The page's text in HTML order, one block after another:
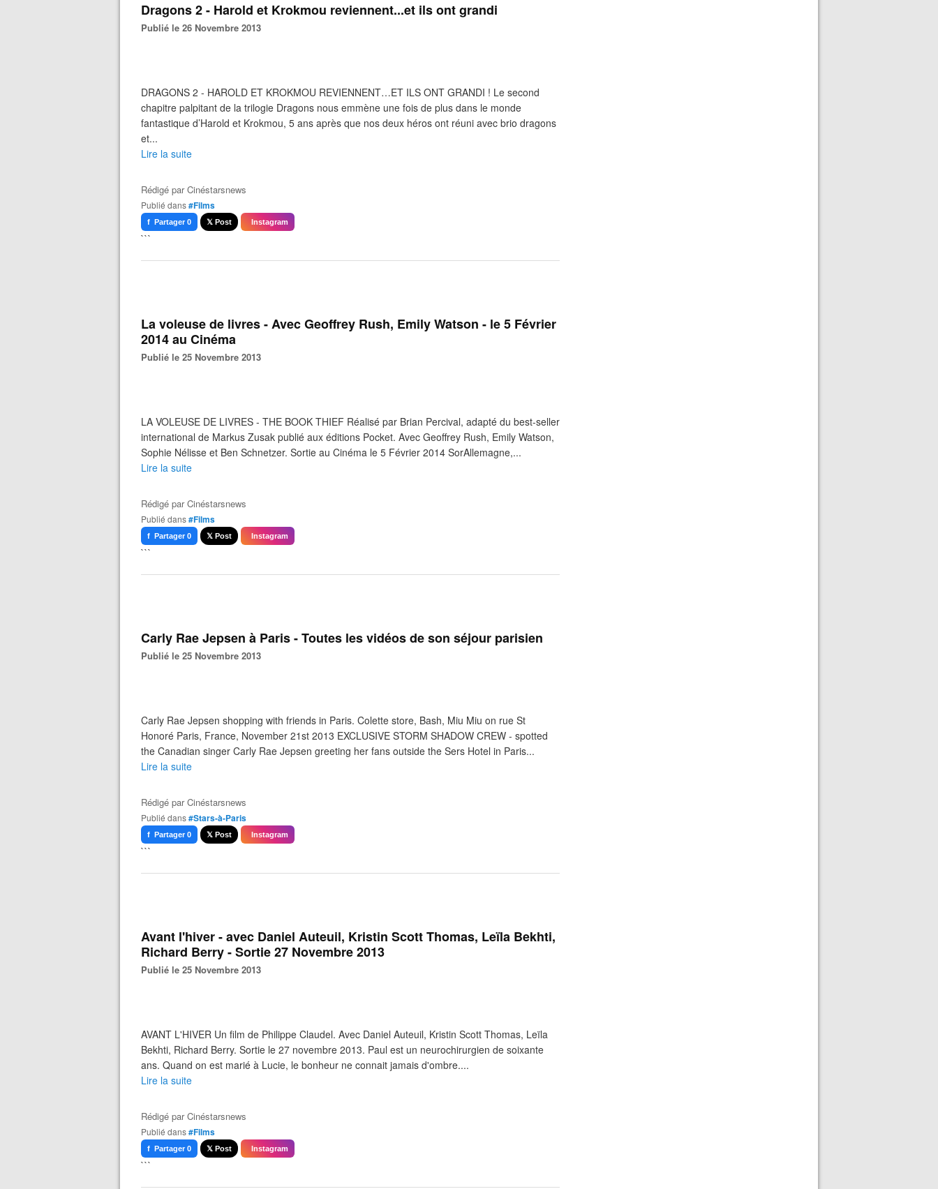
Dragons 2 - Harold et Krokmou reviennent...et ils ont grandi
Publié le 26 Novembre 2013
DRAGONS 2 - HAROLD ET KROKMOU REVIENNENT…ET ILS ONT GRANDI ! Le second
chapitre palpitant de la trilogie Dragons nous emmène une fois de plus dans le monde
fantastique d’Harold et Krokmou, 5 ans après que nos deux héros ont réuni avec brio dragons
et...
Lire la suite
Rédigé parCinéstarsnews
Publié dans#Films
f Partager 0 𝕏 Post Instagram
```
La voleuse de livres - Avec Geoffrey Rush, Emily Watson - le 5 Février
2014 au Cinéma
Publié le 25 Novembre 2013
LA VOLEUSE DE LIVRES - THE BOOK THIEF Réalisé par Brian Percival, adapté du best-seller
international de Markus Zusak publié aux éditions Pocket. Avec Geoffrey Rush, Emily Watson,
Sophie Nélisse et Ben Schnetzer. Sortie au Cinéma le 5 Février 2014 SorAllemagne,...
Lire la suite
Rédigé parCinéstarsnews
Publié dans#Films
f Partager 0 𝕏 Post Instagram
```
Carly Rae Jepsen à Paris - Toutes les vidéos de son séjour parisien
Publié le 25 Novembre 2013
Carly Rae Jepsen shopping with friends in Paris. Colette store, Bash, Miu Miu on rue St
Honoré Paris, France, November 21st 2013 EXCLUSIVE STORM SHADOW CREW - spotted
the Canadian singer Carly Rae Jepsen greeting her fans outside the Sers Hotel in Paris...
Lire la suite
Rédigé parCinéstarsnews
Publié dans#Stars-à-Paris
f Partager 0 𝕏 Post Instagram
```
Avant l'hiver - avec Daniel Auteuil, Kristin Scott Thomas, Leïla Bekhti,
Richard Berry - Sortie 27 Novembre 2013
Publié le 25 Novembre 2013
AVANT L'HIVER Un film de Philippe Claudel. Avec Daniel Auteuil, Kristin Scott Thomas, Leïla
Bekhti, Richard Berry. Sortie le 27 novembre 2013. Paul est un neurochirurgien de soixante
ans. Quand on est marié à Lucie, le bonheur ne connait jamais d'ombre....
Lire la suite
Rédigé parCinéstarsnews
Publié dans#Films
f Partager 0 𝕏 Post Instagram
```